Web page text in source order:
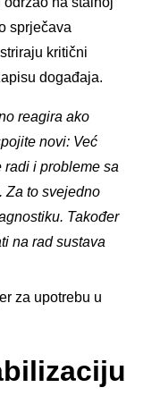
sprječava
kritični
događaja.
reagira ako
novi: Već
i probleme sa
Za to svejedno
Također
na rad sustava
za upotrebu u